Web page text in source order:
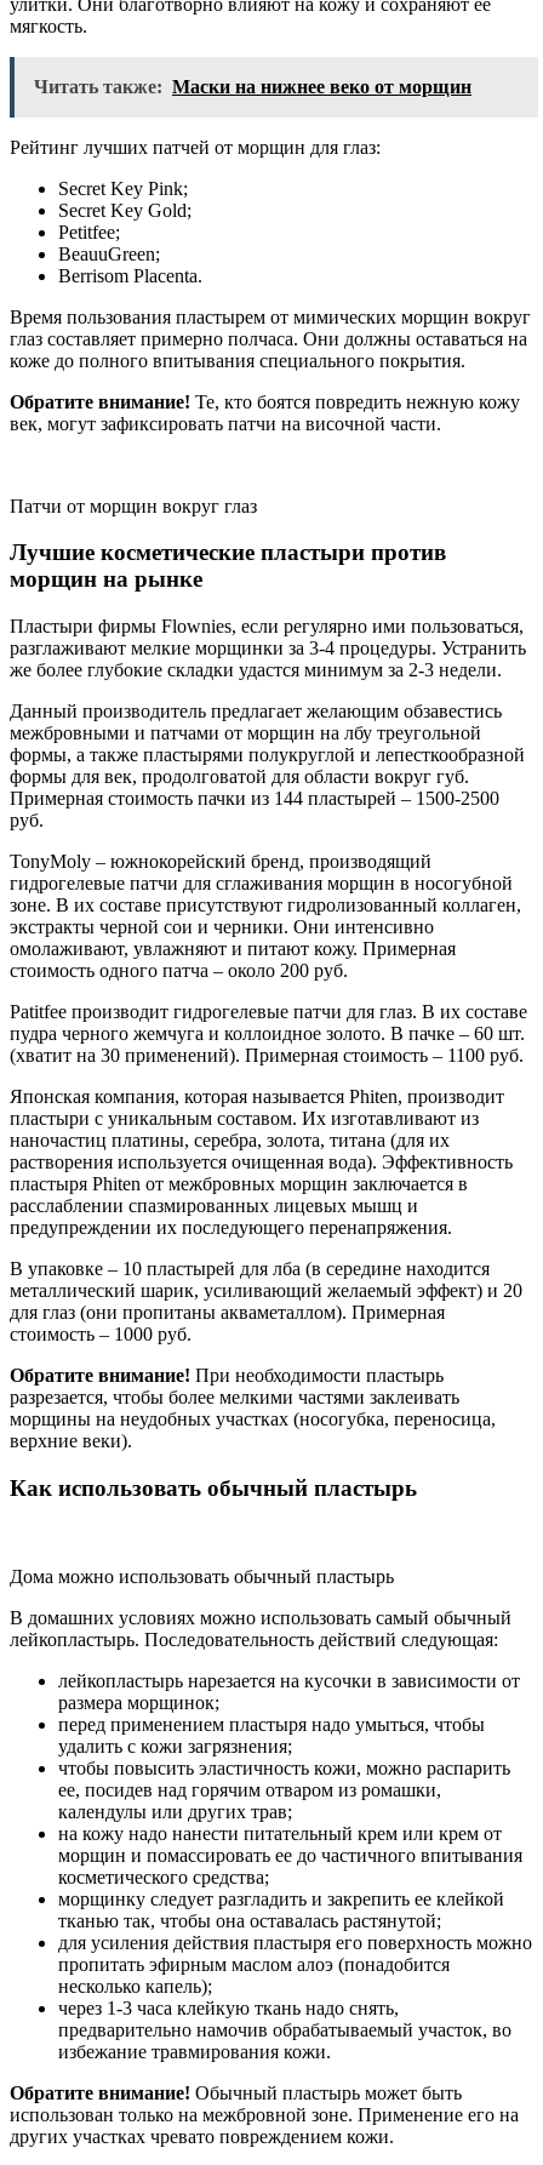
мягкость.
Читать также: Маски на нижнее веко от морщин
Рейтинг лучших патчей от морщин для глаз:
Secret Key Pink;
Secret Key Gold;
Petitfee;
BeauuGreen;
Berrisom Placenta.
Время пользования пластырем от мимических морщин вокруг
глаз составляет примерно полчаса. Они должны оставаться на
коже до полного впитывания специального покрытия.
Обратите внимание! Те, кто боятся повредить нежную кожу
век, могут зафиксировать патчи на височной части.
Патчи от морщин вокруг глаз
Лучшие косметические пластыри против
морщин на рынке
Пластыри фирмы Flownies, если регулярно ими пользоваться,
разглаживают мелкие морщинки за 3-4 процедуры. Устранить
же более глубокие складки удастся минимум за 2-3 недели.
Данный производитель предлагает желающим обзавестись
межбровными и патчами от морщин на лбу треугольной
формы, а также пластырями полукруглой и лепесткообразной
формы для век, продолговатой для области вокруг губ.
Примерная стоимость пачки из 144 пластырей – 1500-2500
руб.
TonyMoly – южнокорейский бренд, производящий
гидрогелевые патчи для сглаживания морщин в носогубной
зоне. В их составе присутствуют гидролизованный коллаген,
экстракты черной сои и черники. Они интенсивно
омолаживают, увлажняют и питают кожу. Примерная
стоимость одного патча – около 200 руб.
Patitfee производит гидрогелевые патчи для глаз. В их составе
пудра черного жемчуга и коллоидное золото. В пачке – 60 шт.
(хватит на 30 применений). Примерная стоимость – 1100 руб.
Японская компания, которая называется Phiten, производит
пластыри с уникальным составом. Их изготавливают из
наночастиц платины, серебра, золота, титана (для их
растворения используется очищенная вода). Эффективность
пластыря Phiten от межбровных морщин заключается в
расслаблении спазмированных лицевых мышц и
предупреждении их последующего перенапряжения.
В упаковке – 10 пластырей для лба (в середине находится
металлический шарик, усиливающий желаемый эффект) и 20
для глаз (они пропитаны акваметаллом). Примерная
стоимость – 1000 руб.
Обратите внимание! При необходимости пластырь
разрезается, чтобы более мелкими частями заклеивать
морщины на неудобных участках (носогубка, переносица,
верхние веки).
Как использовать обычный пластырь
Дома можно использовать обычный пластырь
В домашних условиях можно использовать самый обычный
лейкопластырь. Последовательность действий следующая:
лейкопластырь нарезается на кусочки в зависимости от
размера морщинок;
перед применением пластыря надо умыться, чтобы
удалить с кожи загрязнения;
чтобы повысить эластичность кожи, можно распарить
ее, посидев над горячим отваром из ромашки,
календулы или других трав;
на кожу надо нанести питательный крем или крем от
морщин и помассировать ее до частичного впитывания
косметического средства;
морщинку следует разгладить и закрепить ее клейкой
тканью так, чтобы она оставалась растянутой;
для усиления действия пластыря его поверхность можно
пропитать эфирным маслом алоэ (понадобится
несколько капель);
через 1-3 часа клейкую ткань надо снять,
предварительно намочив обрабатываемый участок, во
избежание травмирования кожи.
Обратите внимание! Обычный пластырь может быть
использован только на межбровной зоне. Применение его на
других участках чревато повреждением кожи.